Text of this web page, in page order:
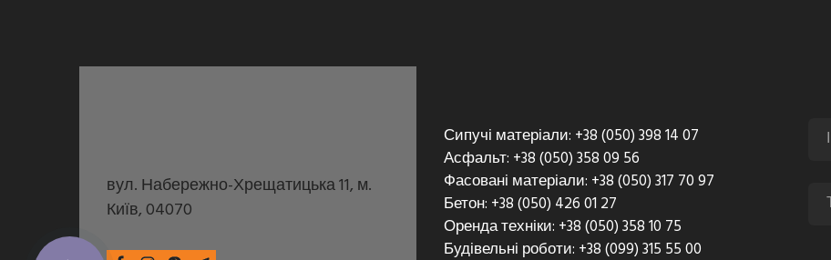
вул. Набережно-Хрещатицька 11, м.
Київ, 04070
Сипучі матеріали: +38 (050) 398 14 07
Асфальт: +38 (050) 358 09 56
Фасовані матеріали: +38 (050) 317 70 97
Бетон: +38 (050) 426 01 27
Оренда техніки: +38 (050) 358 10 75
Будівельні роботи: +38 (099) 315 55 00